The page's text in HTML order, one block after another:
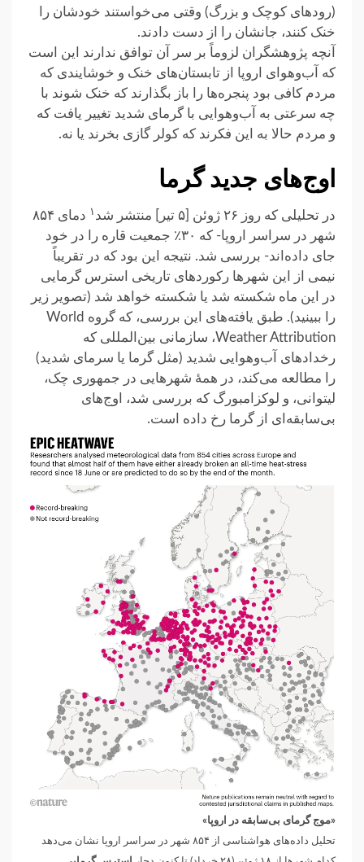
(رودهای کوچک و بزرگ) وقتی می‌خواستند خودشان را
خنک کنند، جانشان را از دست دادند.
آنچه پژوهشگران لزوماً بر سر آن توافق ندارند این است
که آب‌وهوای اروپا از تابستان‌های خنک و خوشایندی که
مردم کافی بود پنجره‌ها را باز بگذارند که خنک شوند با
چه سرعتی به آب‌وهوایی با گرمای شدید تغییر یافت که
و مردم حالا به این فکرند که کولر گازی بخرند یا نه.
اوج‌های جدید گرما
در تحلیلی که روز ۲۶ ژوئن [۵ تیر] منتشر شد ۱
دمای ۸۵۴
شهر در سراسر اروپا- که ۳۰٪ جمعیت قاره را در خود
جای داده‌اند- بررسی شد. نتیجه این بود که در تقریباً
نیمی از این شهرها رکوردهای تاریخی استرس گرمایی
در این ماه شکسته شد یا شکسته خواهد شد (تصویر زیر
را ببینید). طبق یافته‌های این بررسی، که گروه World
Weather Attribution، سازمانی بین‌المللی که
رخدادهای آب‌وهوایی شدید (مثل گرما یا سرمای شدید)
را مطالعه می‌کند، در همهٔ شهرهایی در جمهوری چک،
لیتوانی، و لوکزامبورگ که بررسی شد، اوج‌های
بی‌سابقه‌ای از گرما رخ داده است.
«موج گرمای بی‌سابقه در اروپا»
تحلیل داده‌های هواشناسی از ۸۵۴ شهر در سراسر اروپا نشان می‌دهد